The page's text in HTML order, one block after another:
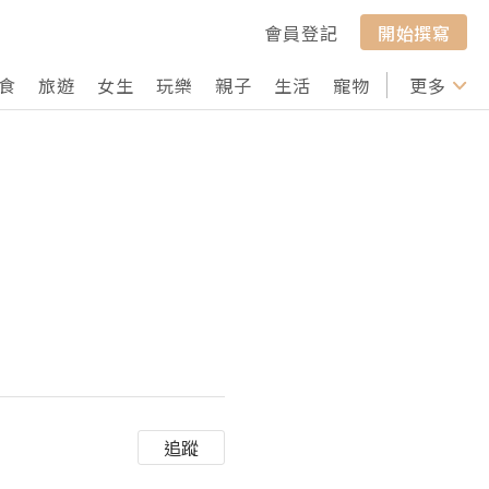
會員登記
開始撰寫
旅遊 女生 玩樂 親子 生活 寵物 行山 打卡
更多
追蹤